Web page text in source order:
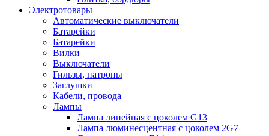
Электротовары
Автоматические выключатели
Батарейки
Батарейки
Вилки
Выключатели
Гильзы, патроны
Заглушки
Кабели, провода
Лампы
Лампа линейная с цоколем G13
Лампа люминесцентная с цоколем 2G7